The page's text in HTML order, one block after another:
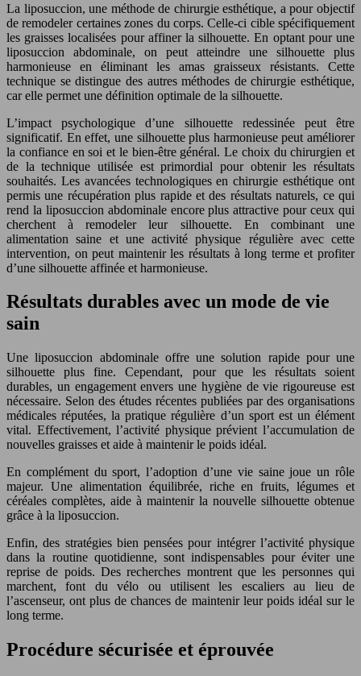
La liposuccion, une méthode de chirurgie esthétique, a pour objectif
de remodeler certaines zones du corps. Celle-ci cible spécifiquement
les graisses localisées pour affiner la silhouette. En optant pour une
liposuccion abdominale, on peut atteindre une silhouette plus
harmonieuse en éliminant les amas graisseux résistants. Cette
technique se distingue des autres méthodes de chirurgie esthétique,
car elle permet une définition optimale de la silhouette.
L’impact psychologique d’une silhouette redessinée peut être
significatif. En effet, une silhouette plus harmonieuse peut améliorer
la confiance en soi et le bien-être général. Le choix du chirurgien et
de la technique utilisée est primordial pour obtenir les résultats
souhaités. Les avancées technologiques en chirurgie esthétique ont
permis une récupération plus rapide et des résultats naturels, ce qui
rend la liposuccion abdominale encore plus attractive pour ceux qui
cherchent à remodeler leur silhouette. En combinant une
alimentation saine et une activité physique régulière avec cette
intervention, on peut maintenir les résultats à long terme et profiter
d’une silhouette affinée et harmonieuse.
Résultats durables avec un mode de vie
sain
Une liposuccion abdominale offre une solution rapide pour une
silhouette plus fine. Cependant, pour que les résultats soient
durables, un engagement envers une hygiène de vie rigoureuse est
nécessaire. Selon des études récentes publiées par des organisations
médicales réputées, la pratique régulière d’un sport est un élément
vital. Effectivement, l’activité physique prévient l’accumulation de
nouvelles graisses et aide à maintenir le poids idéal.
En complément du sport, l’adoption d’une vie saine joue un rôle
majeur. Une alimentation équilibrée, riche en fruits, légumes et
céréales complètes, aide à maintenir la nouvelle silhouette obtenue
grâce à la liposuccion.
Enfin, des stratégies bien pensées pour intégrer l’activité physique
dans la routine quotidienne, sont indispensables pour éviter une
reprise de poids. Des recherches montrent que les personnes qui
marchent, font du vélo ou utilisent les escaliers au lieu de
l’ascenseur, ont plus de chances de maintenir leur poids idéal sur le
long terme.
Procédure sécurisée et éprouvée